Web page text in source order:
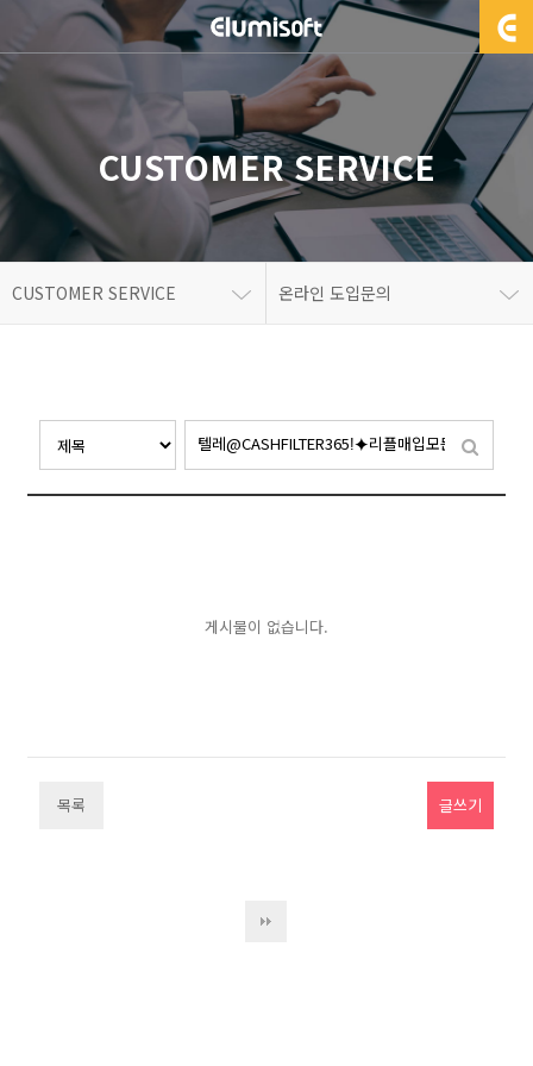
CUSTOMER SERVICE
CUSTOMER SERVICE 온라인 도입문의
게시물이 없습니다.
목록 글쓰기